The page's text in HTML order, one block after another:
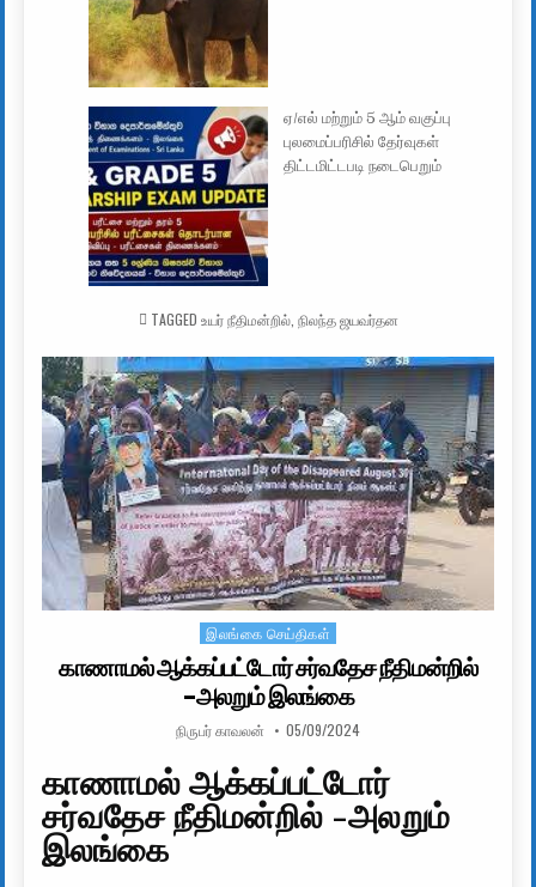
ஏ/எல் மற்றும் 5 ஆம் வகுப்பு
புலமைப்பரிசில் தேர்வுகள்
திட்டமிட்டபடி நடைபெறும்
TAGGED உயர் நீதிமன்றில், நிலந்த ஜயவர்தன
Posted in
இலங்கை செய்திகள்
காணாமல் ஆக்கப்பட்டோர் சர்வதேச நீதிமன்றில்
-அலறும் இலங்கை
AUTHOR:
நிருபர் காவலன் PUBLISHED DATE:
05/09/2024
காணாமல் ஆக்கப்பட்டோர்
சர்வதேச நீதிமன்றில் -அலறும்
இலங்கை